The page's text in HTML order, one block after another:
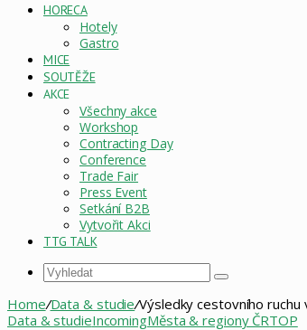
HORECA
Hotely
Gastro
MICE
SOUTĚŽE
AKCE
Všechny akce
Workshop
Contracting Day
Conference
Trade Fair
Press Event
Setkání B2B
Vytvořit Akci
TTG TALK
Vyhledat
Home/Data & studie/Výsledky cestovního
Data & studieIncomingMěsta & regiony ČRTOP